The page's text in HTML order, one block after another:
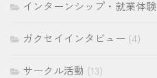
インターンシップ・就業体験
ガクセイインタビュー (4)
サークル活動 (13)